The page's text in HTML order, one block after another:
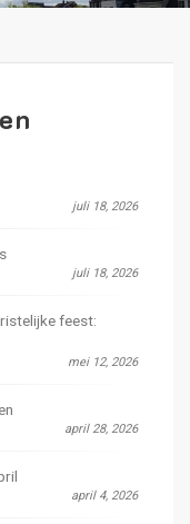
juli 18, 2026
juli 18, 2026
feest:
mei 12, 2026
april 28, 2026
april 4, 2026